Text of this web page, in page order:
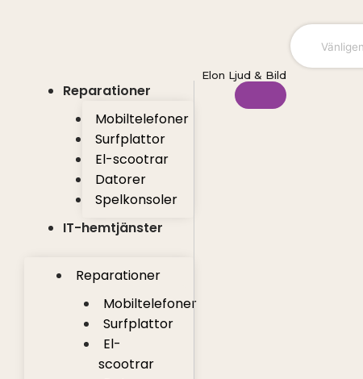
Elon Ljud & Bild
Reparationer
Mobiltelefoner
Surfplattor
El-scootrar
Datorer
Spelkonsoler
IT-hemtjänster
Reparationer
Mobiltelefoner
Surfplattor
El-
scootrar